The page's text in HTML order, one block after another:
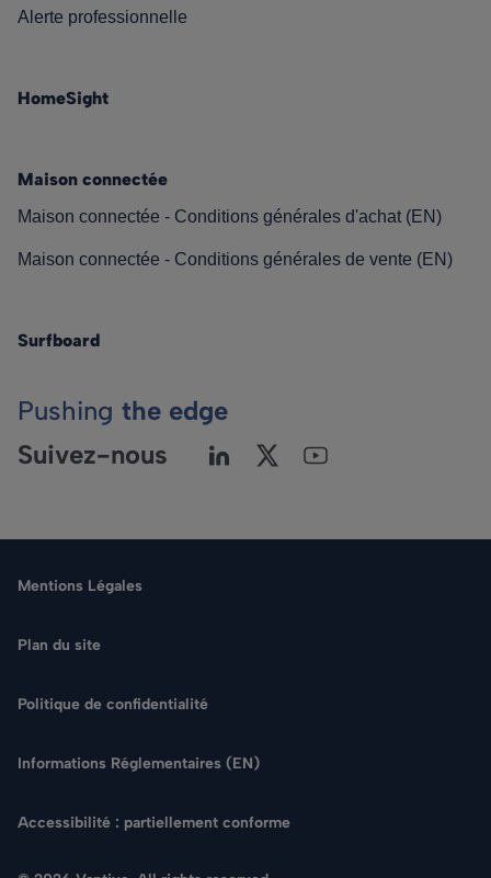
Rechercher
Alerte professionnelle
HomeSight
Maison connectée
Maison connectée - Conditions générales d'achat (EN)
Maison connectée - Conditions générales de vente (EN)
Surfboard
Pushing the edge
Suivez-nous
Mentions Légales
Plan du site
Politique de confidentialité
Informations Réglementaires (EN)
Accessibilité : partiellement conforme